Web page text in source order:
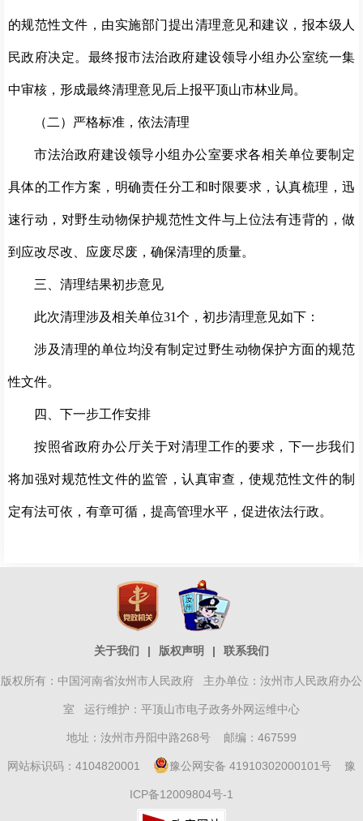
的规范性文件，由实施部门提出清理意见和建议，报本级人
民政府决定。最终报市法治政府建设领导小组办公室统一集
中审核，形成最终清理意见后上报平顶山市林业局。
（二）严格标准，依法清理
市法治政府建设领导小组办公室要求各相关单位要制定
具体的工作方案，明确责任分工和时限要求，认真梳理，迅
速行动，对野生动物保护规范性文件与上位法有违背的，做
到应改尽改、应废尽废，确保清理的质量。
三、清理结果初步意见
此次清理涉及相关单位31个，初步清理意见如下：
涉及清理的单位均没有制定过野生动物保护方面的规范
性文件。
四、下一步工作安排
按照省政府办公厅关于对清理工作的要求，下一步我们
将加强对规范性文件的监管，认真审查，使规范性文件的制
定有法可依，有章可循，提高管理水平，促进依法行政。
关于我们 | 版权声明 | 联系我们
版权所有：中国河南省汝州市人民政府 主办单位：汝州市人民政府办公
室 运行维护：平顶山市电子政务外网运维中心
地址：汝州市丹阳中路268号 邮编：467599
网站标识码：4104820001 豫公网安备 41910302000101号 豫
ICP备12009804号-1